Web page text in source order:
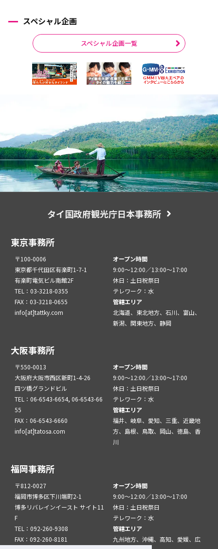
スペシャル企画
スペシャル企画一覧
タイ国政府観光庁日本事務所
東京事務所
〒100-0006
東京都千代田区有楽町1-7-1
有楽町電気ビル南館2F
TEL：03-3218-0355
FAX：03-3218-0655
info[at]tattky.com
オープン時間
9:00～12:00／13:00～17:00
休日：土日祝祭日
テレワーク：水
管轄エリア
北海道、東北地方、石川、富山、
新潟、関東地方、静岡
大阪事務所
〒550-0013
大阪府大阪市西区新町1-4-26
四ツ橋グランドビル
TEL：06-6543-6654, 06-6543-66
55
FAX：06-6543-6660
info[at]tatosa.com
オープン時間
9:00～12:00／13:00～17:00
休日：土日祝祭日
テレワーク：水
管轄エリア
福井、岐阜、愛知、三重、近畿地
方、島根、鳥取、岡山、徳島、香
川
福岡事務所
〒812-0027
福岡市博多区下川端町2-1
博多リバレインイースト サイト11
F
TEL：092-260-9308
FAX：092-260-8181
オープン時間
9:00～12:00／13:00～17:00
休日：土日祝祭日
テレワーク：水
管轄エリア
九州地方、沖縄、高知、愛媛、広